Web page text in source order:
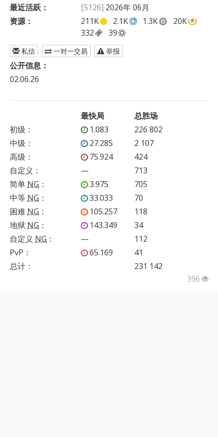
最近活跃：
[S126] 2026年 06月
资源：
211K 2.1K 1.3K
20K
332
39
私信 一对一交易 举报
公开信息：
02.06.26
最快局
总胜场
初级 ： 1.083
226 802
中级 ： 27.285
2 107
高级 ： 75.924
424
自定义 ： —
713
简单 NG ： 3.975
705
中等 NG ： 33.033
70
困难 NG ： 105.257
118
地狱 NG ： 143.349
34
自定义 NG ： —
112
PvP ： 65.169
41
总计：
231 142
396